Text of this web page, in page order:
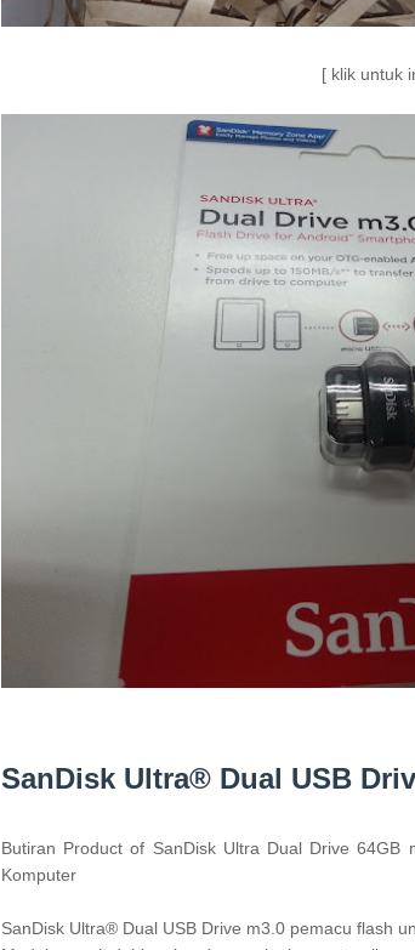
[ klik untuk
SanDisk Ultra® Dual USB
Butiran Product of SanDisk Ultra Dual Drive
Komputer
SanDisk Ultra® Dual USB Drive m3.0 pemacu flash